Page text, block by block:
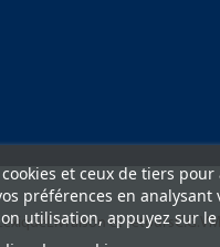
et ceux de tiers
préférences en
utilisation, appuyez sur le
Livraison et retours C.G.V